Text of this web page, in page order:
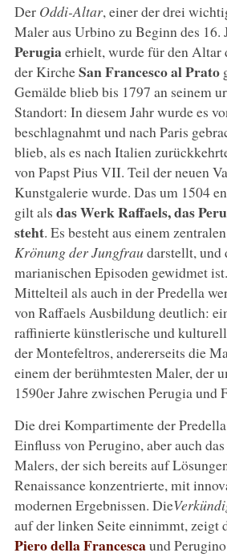
Der Oddi-Altar, einer der drei
Maler aus Urbino zu Beginn des 16.
Perugiaerhielt, wurde für den Altar
der KircheSan Francesco al Prato
Gemälde blieb bis 1797 an seinem
Standort: In diesem Jahr wurde es
beschlagnahmt und nach Paris
blieb, als es nach Italien
von Papst Pius VII. Teil der neuen
Kunstgalerie wurde. Das um 1504
gilt als das Werk Raffaels, das
steht. Es besteht aus einem
Krönung der Jungfrau darstellt, und
marianischen Episoden gewidmet
Mittelteil als auch in der Predella
von Raffaels Ausbildung deutlich:
raffinierte künstlerische und
der Montefeltros, andererseits die
einem der berühmtesten Maler, der
1590er Jahre zwischen Perugia und
Die drei Kompartimente der
Einfluss von Perugino, aber auch
Malers, der sich bereits auf
Renaissance konzentrierte, mit
modernen Ergebnissen. Die
auf der linken Seite einnimmt, zeigt
Piero della Francescaund